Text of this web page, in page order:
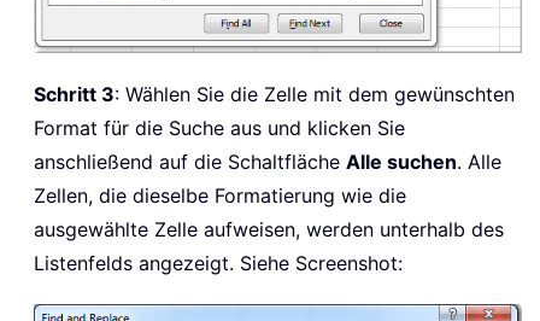
Schritt 3: Wählen Sie die Zelle mit dem gewünschten
Format für die Suche aus und klicken Sie
anschließend auf die Schaltfläche Alle suchen. Alle
Zellen, die dieselbe Formatierung wie die
ausgewählte Zelle aufweisen, werden unterhalb des
Listenfelds angezeigt. Siehe Screenshot: